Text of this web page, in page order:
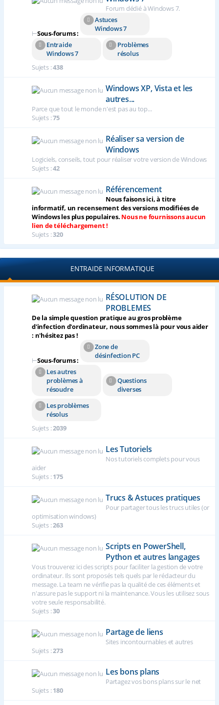
Forum dédié à Windows 7.
⊢Sous-forums :
Astuces
Windows 7
Entraide
Windows 7
Problèmes
résolus
Sujets :438
Windows XP, Vista et les
autres...
Parce que tout le monde n'est pas au top...
Sujets :75
Réaliser sa version de
Windows
Logiciels, conseils, tout pour réaliser votre version de Windows
Sujets :42
Référencement
Nous faisons ici, à titre
informatif, un recensement des versions modifiées de
Windows les plus populaires. Nous ne fournissons aucun
lien de téléchargement !
Sujets :320
ENTRAIDE INFORMATIQUE
RÉSOLUTION DE
PROBLEMES
De la simple question pratique au gros problème
d'infection d'ordinateur, nous sommes là pour vous aider
: n'hésitez pas !
⊢Sous-forums :
Zone de
désinfection PC
Les autres
problèmes à
résoudre
Questions
diverses
Les problèmes
résolus
Sujets :2039
Les Tutoriels
Nos tutoriels complets pour vous
aider
Sujets :175
Trucs & Astuces pratiques
Pour partager tous les trucs utiles (or
optimisation windows)
Sujets :263
Scripts en PowerShell,
Python et autres langages
Vous trouverez ici des scripts pour faciliter la gestion de votre
ordinateur. Ils sont proposés tels quels par le rédacteur du
message. La team ne vérifie pas la qualité de ces éléments et
n'assure pas le support ni la maintenance. Vous les utilisez sous
votre seule responsabilité.
Sujets :30
Partage de liens
Sites incontournables et autres
Sujets :273
Les bons plans
Partagez vos bons plans sur le net
Sujets :180